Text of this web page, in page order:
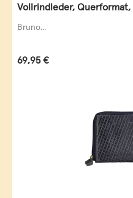
Vollrindleder, Querformat,
Bruno...
Regulärer Preis:
69,95 €